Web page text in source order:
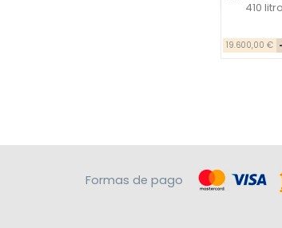
410
19.600,00 €
Formas de pago